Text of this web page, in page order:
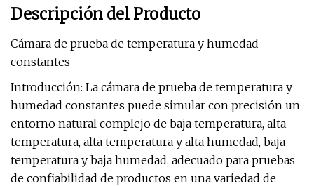
Descripción del Producto
Cámara de prueba de temperatura y humedad
constantes
Introducción: La cámara de prueba de temperatura y
humedad constantes puede simular con precisión un
entorno natural complejo de baja temperatura, alta
temperatura, alta temperatura y alta humedad, baja
temperatura y baja humedad, adecuado para pruebas
de confiabilidad de productos en una variedad de